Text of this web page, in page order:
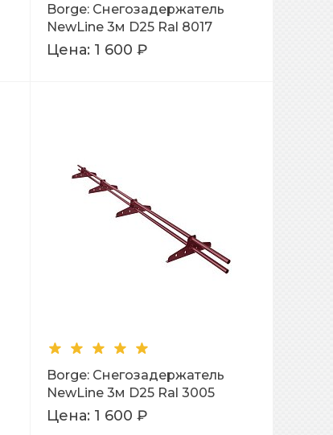
Borge: Снегозадержатель
NewLine 3м D25 Ral 8017
Цена: 1 600 ₽
Borge: Снегозадержатель
NewLine 3м D25 Ral 3005
Цена: 1 600 ₽